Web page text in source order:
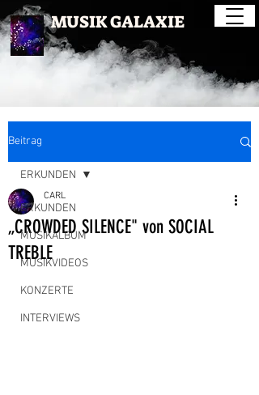
MUSIK GALAXIE
Beitrag
ERKUNDEN
MUSIKALBUM
MUSIKVIDEOS
KONZERTE
INTERVIEWS
ERKUNDEN
„CROWDED SILENCE" von SOCIAL
TREBLE
CARL